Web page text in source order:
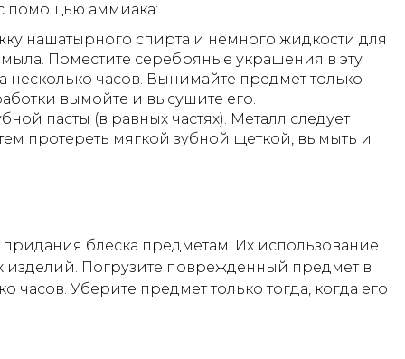
помощью аммиака:
нашатырного спирта и немного жидкости для
Поместите серебряные украшения в эту
несколько часов. Вынимайте предмет только
вымойте и высушите его.
пасты (в равных частях). Металл следует
протереть мягкой зубной щеткой, вымыть и
блеска предметам. Их использование
изделий. Погрузите поврежденный предмет в
часов. Уберите предмет только тогда, когда его